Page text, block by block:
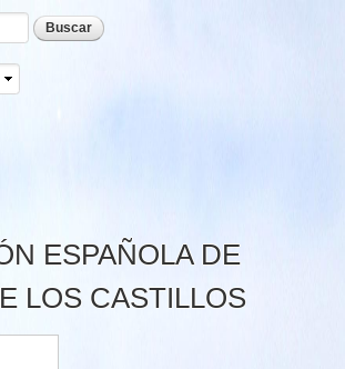
Pasar al
contenido
ESPAÑOLA DE
LOS CASTILLOS